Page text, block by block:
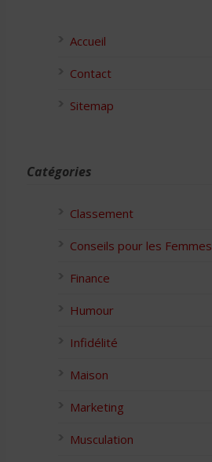
Accueil
Contact
Sitemap
Catégories
Classement
Conseils pour les Femmes
Finance
Humour
Infidélité
Maison
Marketing
Musculation